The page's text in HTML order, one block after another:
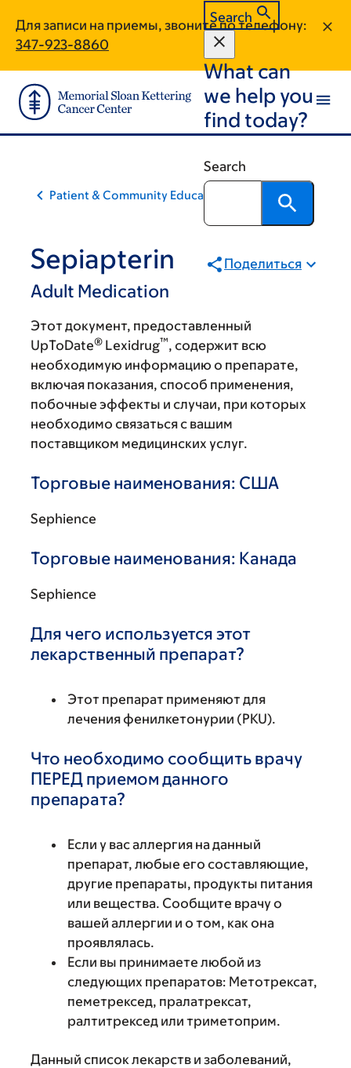
main
content
footer
Для записи на приемы, звоните по телефону:
347-923-8860
Search
What can
we help you
find today?
Search
Patient & Community Education
Sepiapterin
Adult Medication
Поделиться
Этот документ, предоставленный
UpToDate® Lexidrug™, содержит всю
необходимую информацию о препарате,
включая показания, способ применения,
побочные эффекты и случаи, при которых
необходимо связаться с вашим
поставщиком медицинских услуг.
Торговые наименования: США
Sephience
Торговые наименования: Канада
Sephience
Для чего используется этот
лекарственный препарат?
Этот препарат применяют для
лечения фенилкетонурии (PKU).
Что необходимо сообщить врачу
ПЕРЕД приемом данного
препарата?
Если у вас аллергия на данный
препарат, любые его составляющие,
другие препараты, продукты питания
или вещества. Сообщите врачу о
вашей аллергии и о том, как она
проявлялась.
Если вы принимаете любой из
следующих препаратов: Метотрексат,
пеметрексед, пралатрексат,
ралтитрексед или триметоприм.
Данный список лекарств и заболеваний,